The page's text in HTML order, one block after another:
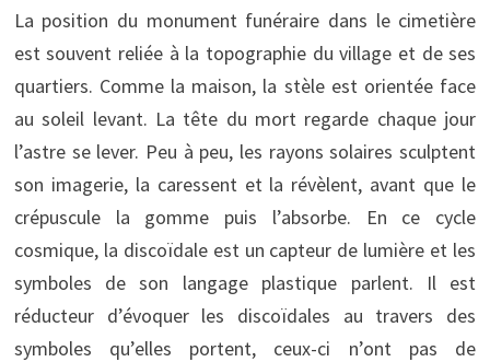
La position du monument funéraire dans le cimetière
est souvent reliée à la topographie du village et de ses
quartiers. Comme la maison, la stèle est orientée face
au soleil levant. La tête du mort regarde chaque jour
l’astre se lever. Peu à peu, les rayons solaires sculptent
son imagerie, la caressent et la révèlent, avant que le
crépuscule la gomme puis l’absorbe. En ce cycle
cosmique, la discoïdale est un capteur de lumière et les
symboles de son langage plastique parlent. Il est
réducteur d’évoquer les discoïdales au travers des
symboles qu’elles portent, ceux-ci n’ont pas de